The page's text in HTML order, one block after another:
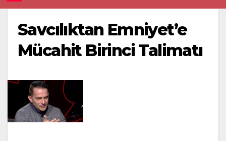
Savcılıktan Emniyet’e
Mücahit Birinci Talimatı